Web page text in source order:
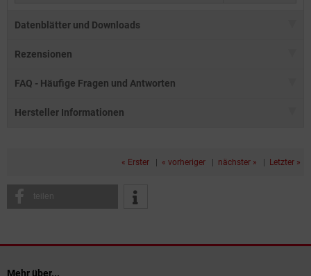
Datenblätter und Downloads
Rezensionen
FAQ - Häufige Fragen und Antworten
Hersteller Informationen
« Erster « vorheriger nächster » Letzter »
teilen
Mehr über...